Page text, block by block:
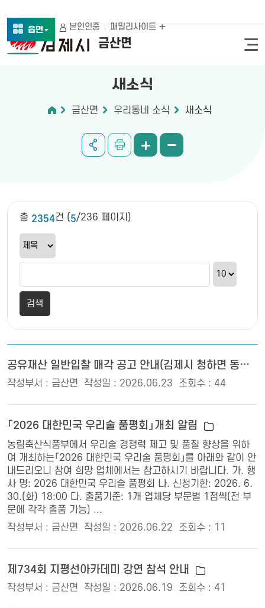
금산면
읍면 본인인증 패밀리사이트
새소식
금산면 우리동네 소식 새소식
총 2354건 (5/236 페이지)
공유재산 일반입찰 매각 공고 안내(김제시 청하면 동지산리 793-13)
작성부서 : 금산면 작성일 : 2026.06.23 조회수 : 44
「2026 대한민국 우리술 품평회」개최 알림
농림축산식품부에서 우리술 경쟁력 제고 및 품질 향상을 위하
여 개최하는「2026 대한민국 우리술 품평회」를 아래와 같이 안
내드리오니 참여 희망 업체에서는 참고하시기 바랍니다. 가. 행
사 명: 2026 대한민국 우리술 품평회 나. 신청기한: 2026. 6.
30.(화) 18:00 다. 출품기준: 1개 업체당 부문별 1점씩(전 부
문에 각각 출품 가능) ...
작성부서 : 금산면
작성일 : 2026.06.22 조회수 : 11
제734회 지평선아카데미 강연 참석 안내
작성부서 : 금산면 작성일 : 2026.06.19 조회수 : 41